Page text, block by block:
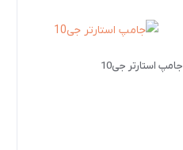
جامپ استارتر جی10